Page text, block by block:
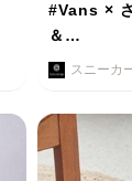
#Vans ×
＆…
スニーカ